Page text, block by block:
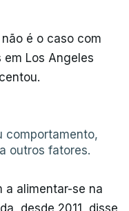
é o caso com
em Los Angeles
comportamento,
outros fatores.
a alimentar-se na